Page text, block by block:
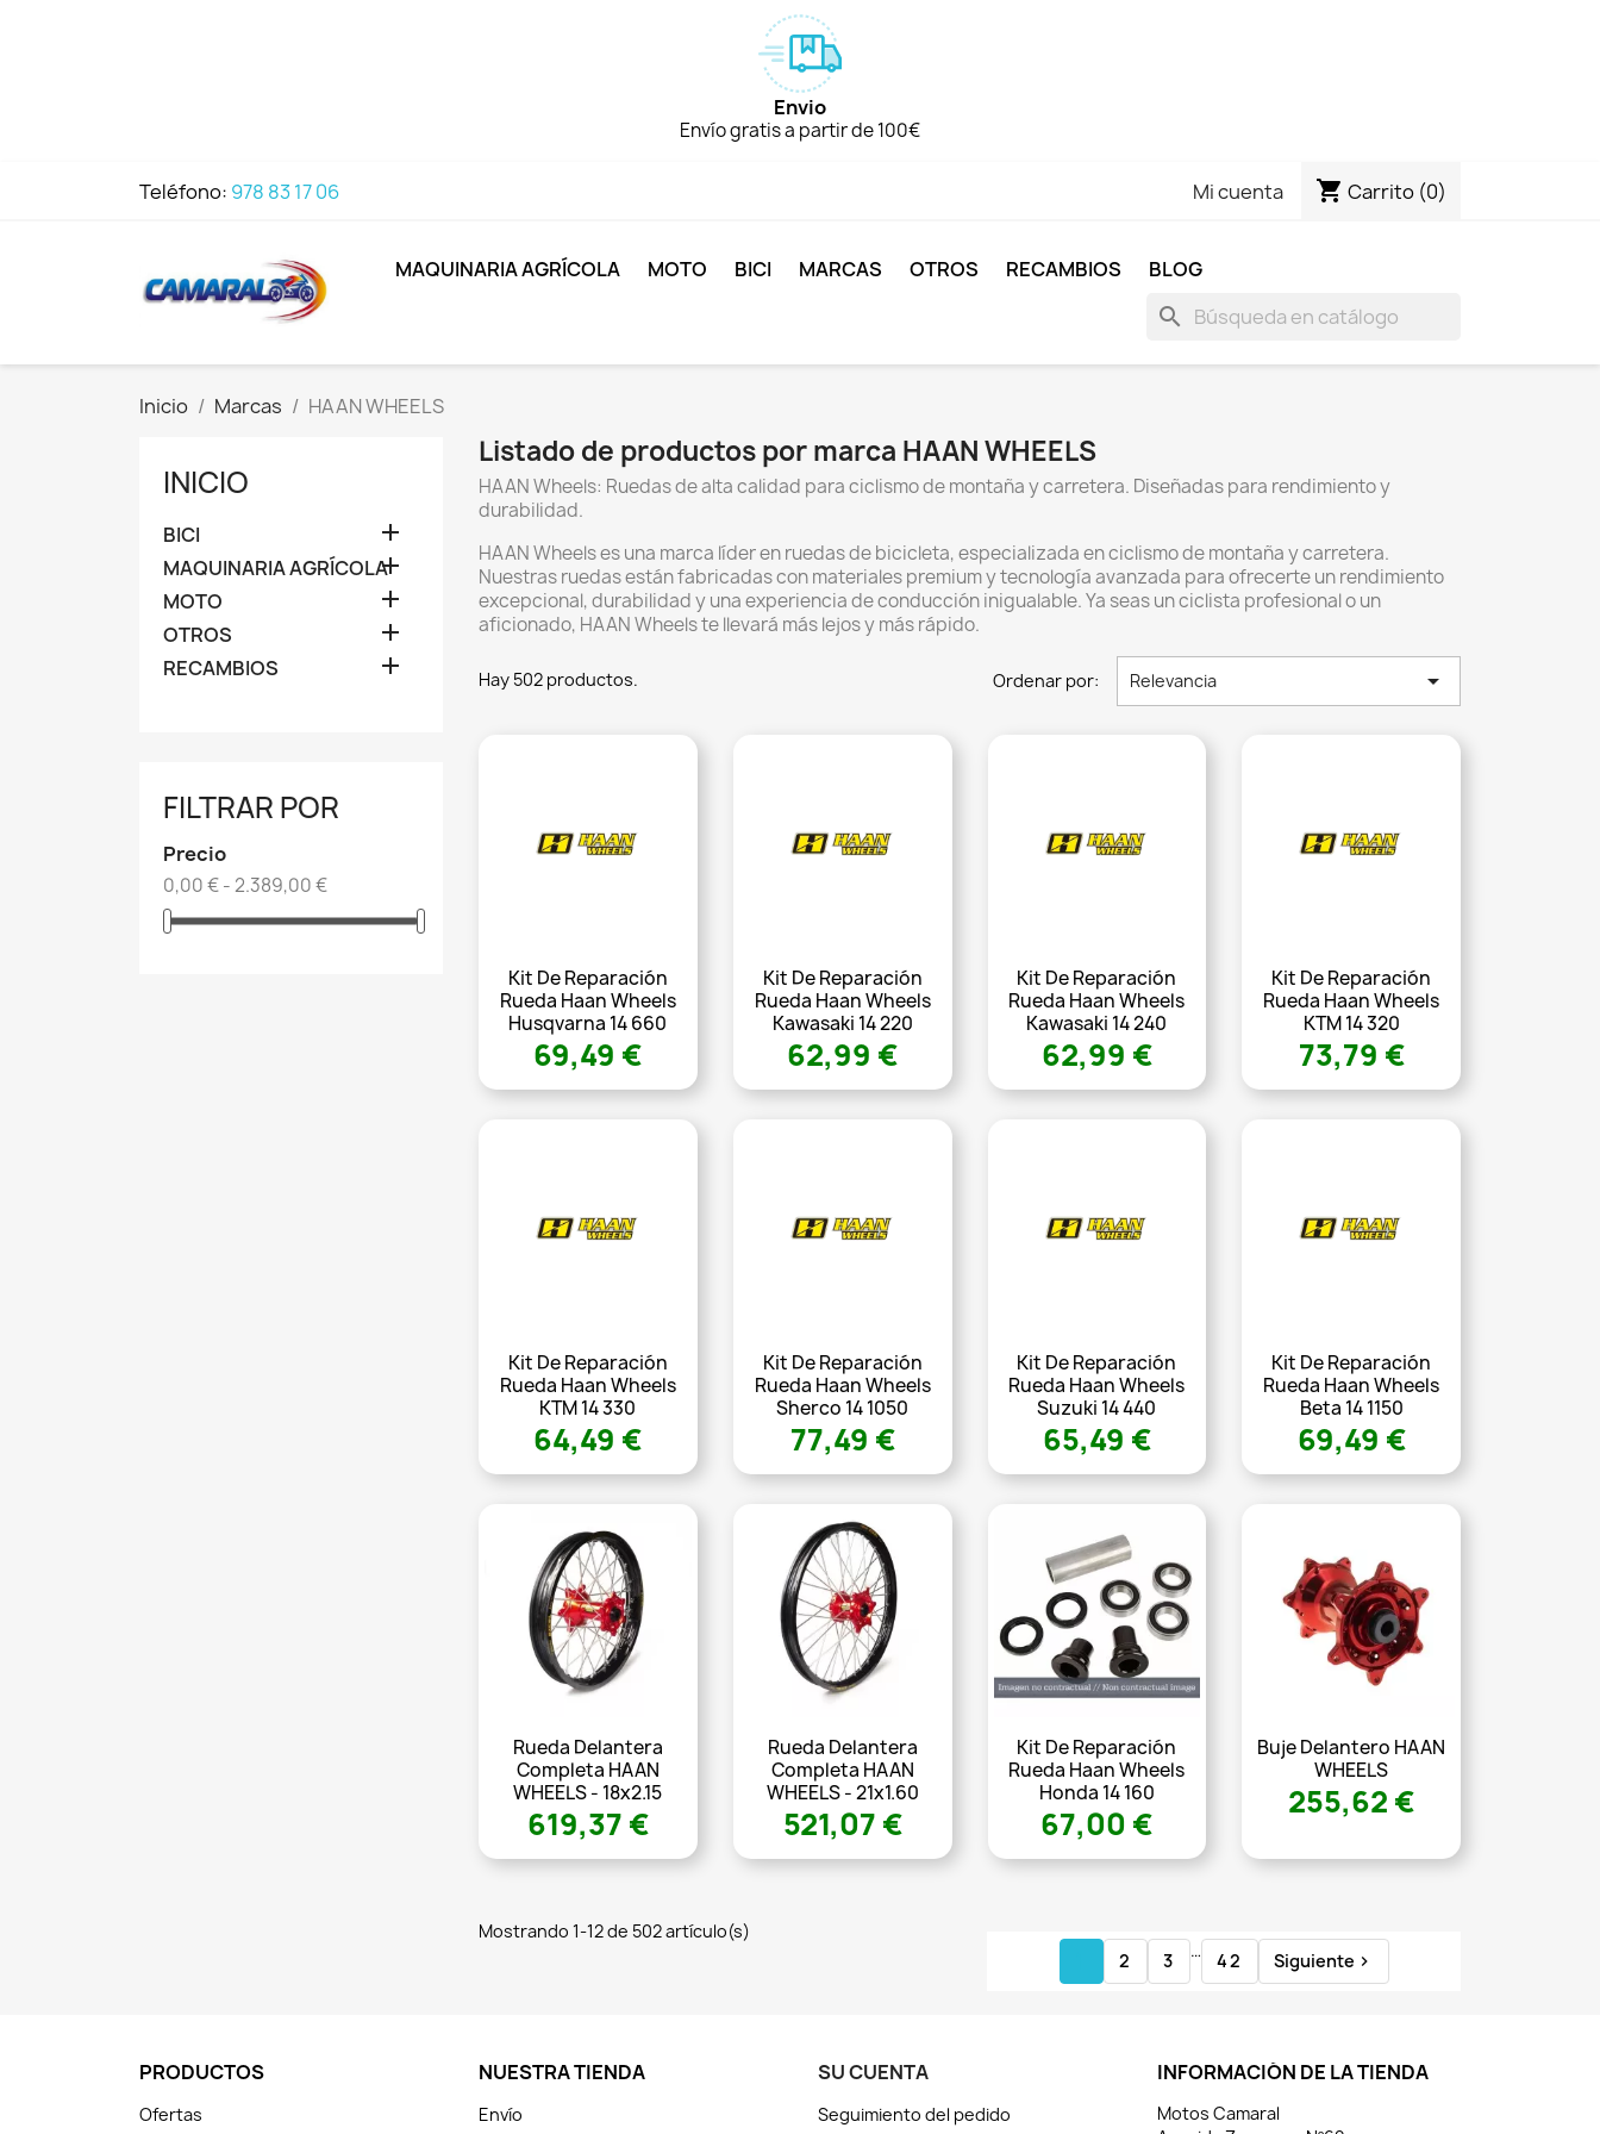
Envio
Envío gratis a partir de 100€
Teléfono: 978 83 17 06 Mi cuenta shopping_cart Carrito (0)
MAQUINARIA AGRÍCOLA MOTO BICI MARCAS OTROS RECAMBIOS BLOG
search
Inicio Marcas HAAN WHEELS
INICIO
BICI 
MAQUINARIA AGRÍCOLA
MOTO 
OTROS 
RECAMBIOS 
FILTRAR POR
Precio
0,00 € - 2.389,00 €
Listado de productos por marca HAAN WHEELS
HAAN Wheels: Ruedas de alta calidad para ciclismo de montaña y carretera. Diseñadas para rendimiento y
durabilidad.
HAAN Wheels es una marca líder en ruedas de bicicleta, especializada en ciclismo de montaña y carretera.
Nuestras ruedas están fabricadas con materiales premium y tecnología avanzada para ofrecerte un rendimiento
excepcional, durabilidad y una experiencia de conducción inigualable. Ya seas un ciclista profesional o un
aficionado, HAAN Wheels te llevará más lejos y más rápido.
Hay 502 productos. Ordenar por: Relevancia 
Kit De Reparación
Rueda Haan Wheels
Husqvarna 14 660
69,49 €
Kit De Reparación
Rueda Haan Wheels
Kawasaki 14 220
62,99 €
Kit De Reparación
Rueda Haan Wheels
Kawasaki 14 240
62,99 €
Kit De Reparación
Rueda Haan Wheels
KTM 14 320
73,79 €
Kit De Reparación
Rueda Haan Wheels
KTM 14 330
64,49 €
Kit De Reparación
Rueda Haan Wheels
Sherco 14 1050
77,49 €
Kit De Reparación
Rueda Haan Wheels
Suzuki 14 440
65,49 €
Kit De Reparación
Rueda Haan Wheels
Beta 14 1150
69,49 €
Rueda Delantera
Completa HAAN
WHEELS - 18x2.15
619,37 €
Rueda Delantera
Completa HAAN
WHEELS - 21x1.60
521,07 €
Kit De Reparación
Rueda Haan Wheels
Honda 14 160
67,00 €
Buje Delantero HAAN
WHEELS
255,62 €
Mostrando 1-12 de 502 artículo(s)
2 3 … 42 Siguiente 
PRODUCTOS
Ofertas
NUESTRA TIENDA
Envío
SU CUENTA
Seguimiento del pedido
INFORMACIÓN DE LA TIENDA
Motos Camaral